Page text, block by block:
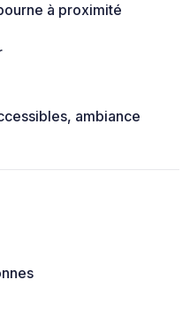
à proximité
ambiance